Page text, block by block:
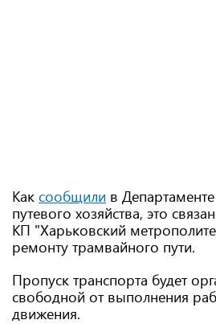
Как сообщили в
путевого хозяйства, это
КП "Харьковский
ремонту трамвайного пути.
Пропуск транспорта будет
свободной от выполнения
движения.